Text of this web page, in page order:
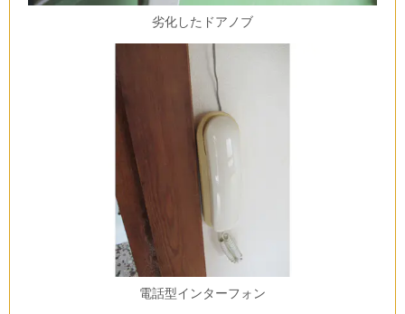
劣化したドアノブ
電話型インターフォン